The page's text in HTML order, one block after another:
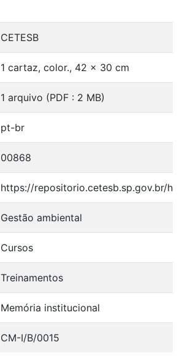
CETESB
1 cartaz, color., 42 x 30 cm
1 arquivo (PDF : 2 MB)
pt-br
00868
https://repositorio.cetesb.sp.gov.br/
Gestão ambiental
Cursos
Treinamentos
Memória institucional
CM-I/B/0015